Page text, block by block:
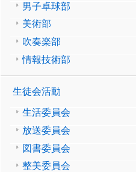
男子卓球部
美術部
吹奏楽部
情報技術部
生徒会活動
生活委員会
放送委員会
図書委員会
整美委員会